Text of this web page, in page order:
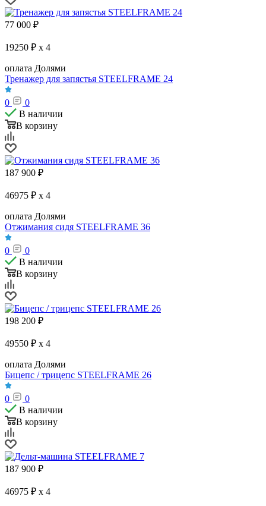
77 000 ₽
19250 ₽ x 4
оплата Долями
Тренажер для запястья STEELFRAME 24
0
0
В наличии
В корзину
187 900 ₽
46975 ₽ x 4
оплата Долями
Отжимания сидя STEELFRAME 36
0
0
В наличии
В корзину
198 200 ₽
49550 ₽ x 4
оплата Долями
Бицепс / трицепс STEELFRAME 26
0
0
В наличии
В корзину
187 900 ₽
46975 ₽ x 4